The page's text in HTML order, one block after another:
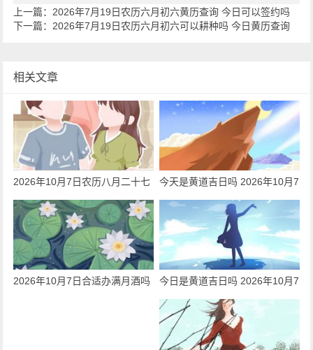
上一篇： 2026年7月19日农历六月初六黄历查询 今日可以签约吗
下一篇： 2026年7月19日农历六月初六可以耕种吗 今日黄历查询
相关文章
2026年10月7日农历八月二十七
可以出嫁吗 今日出嫁好吗
今天是黄道吉日吗 2026年10月7
日是迁居吉日吗
2026年10月7日合适办满月酒吗
今日是黄道吉日吗 2026年10月7
日可以动工吗